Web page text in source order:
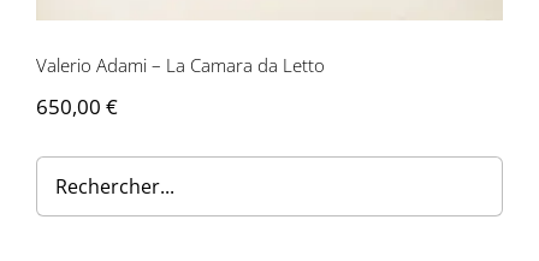
Valerio Adami – La Camara da Letto
650,00 €